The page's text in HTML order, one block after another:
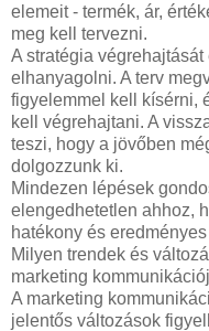
elemeit - termék, ár,
meg kell tervezni.
A stratégia
elhanyagolni. A terv
figyelemmel kell kísérni,
kell végrehajtani. A
teszi, hogy a jövőben
dolgozzunk ki.
Mindezen lépések
elengedhetetlen ahhoz,
hatékony és
Milyen trendek és
marketing
A marketing
jelentős változások